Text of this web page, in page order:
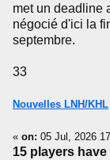
met un deadline
négocié d'ici la
septembre.
33
Nouvelles LNH/KHL
« on: 05 Jul, 2026
15 players